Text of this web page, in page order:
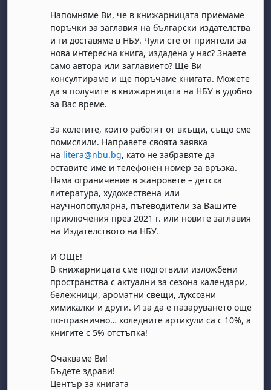
Напомняме Ви, че в книжарницата приемаме
поръчки за заглавия на български издателства
и ги доставяме в НБУ. Чули сте от приятели за
нова интересна книга, издадена у нас? Знаете
само автора или заглавието? Ще Ви
консултираме и ще поръчаме книгата. Можете
да я получите в книжарницата на НБУ в удобно
за Вас време.
За колегите, които работят от вкъщи, също сме
помислили. Направете своята заявка
на litera@nbu.bg, като не забравяте да
оставите име и телефонен номер за връзка.
Няма ограничение в жанровете – детска
литература, художествена или
научнопопулярна, пътеводители за Вашите
приключения през 2021 г. или новите заглавия
на Издателството на НБУ.
И ОЩЕ!
В книжарницата сме подготвили изложбени
пространства с актуални за сезона календари,
бележници, ароматни свещи, луксозни
химикалки и други. И за да е пазаруването още
по-празнично… коледните артикули са с 10%, а
книгите с 5% отстъпка!
Очакваме Ви!
Бъдете здрави!
Център за книгата
1 август
неделя, 2 август
8 август
неделя, 9 август
15 август
неделя, 16 август
22 август
неделя, 23 август
неделя, 30 август